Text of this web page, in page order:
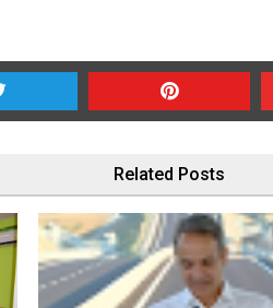
Related Posts